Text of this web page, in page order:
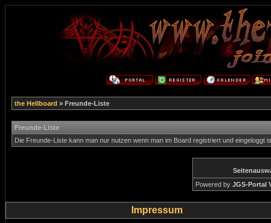
the Hellboard » Freunde-Liste
Freunde-Liste
Die Freunde-Liste kann man nur nutzen wenn man im Board registriert und eingeloggt
Powered by JGS-Portal
Impressum